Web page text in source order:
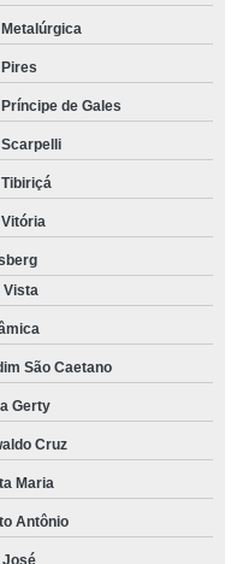
de Gales
Vista
São Caetano
Gerty
Cruz
Maria
Antônio
José